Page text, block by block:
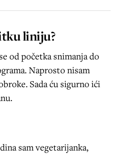
liniju?
od početka snimanja do
Naprosto nisam
Sada ću sigurno ići
sam vegetarijanka,